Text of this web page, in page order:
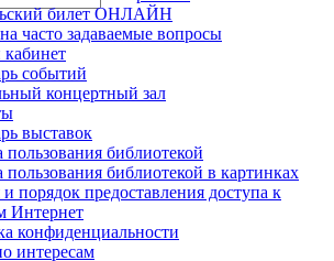
билет ОНЛАЙН
часто задаваемые вопросы
событий
концертный зал
выставок
пользования библиотекой
пользования библиотекой в картинках
порядок предоставления доступа к
Интернет
конфиденциальности
интересам